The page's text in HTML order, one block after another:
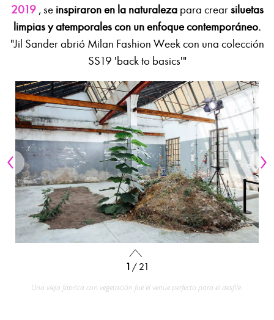
2019 , seinspiraron en la naturalezapara crearsiluetas
limpias y atemporales con un enfoque contemporáneo.
"Jil Sander abrió Milan Fashion Week con una colección
SS19 'back to basics'"
1 / 21
Una vieja fábrica con vegetación fue el venue perfecto para el desfile.